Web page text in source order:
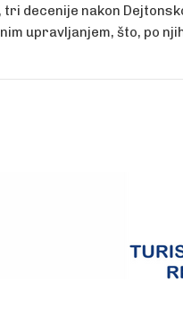
tri decenije nakon
upravljanjem, što, po